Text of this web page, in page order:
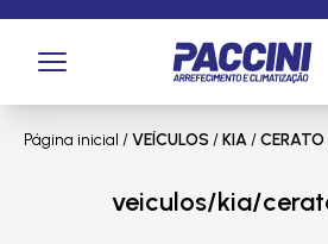
Página inicial /VEÍCULOS /KIA/CERATO
veiculos/kia/